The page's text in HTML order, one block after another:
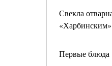
Свекла
«Харбинским»
Первые блюда